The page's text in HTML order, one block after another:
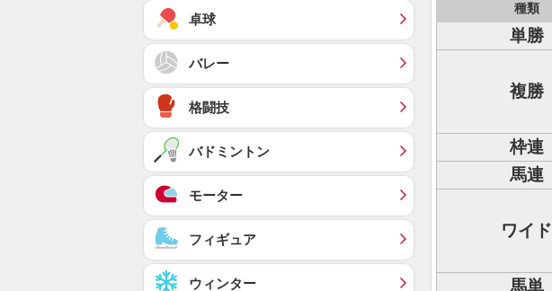
種類
単勝
複勝
枠連
馬連
ワイド
馬単
卓球
バレー
格闘技
バドミントン
モーター
フィギュア
ウィンター